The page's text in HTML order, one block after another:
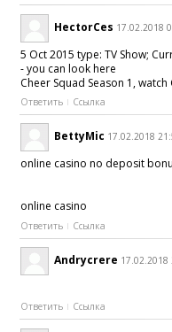
HectorCes 17.02.2018
5 Oct 2015 type: TV Show;
- you can look here
Cheer Squad Season 1,
Ответить Ссылка
BettyMic 17.02.2018
online casino no deposit
online casino
Ответить Ссылка
Andrycrere 17.02.2018
Ответить Ссылка